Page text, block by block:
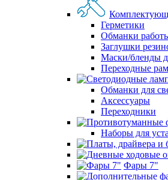
Герметики
Обманки
Заглушки
Маски/бленды
Переходные
Обманки для
Аксессуары
Переходники
Наборы для
Фары 7"